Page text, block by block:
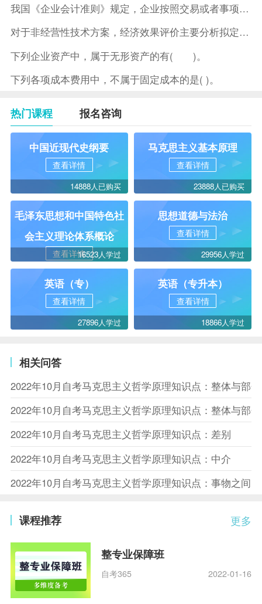
我国《企业会计准则》规定，企业按照交易或者事项的经济特征确定
对于非经营性技术方案，经济效果评价主要分析拟定方案的( )。
下列企业资产中，属于无形资产的有( )。
下列各项成本费用中，不属于固定成本的是( )。
热门课程 报名咨询
中国近现代史纲要
查看详情
14888人已购买
马克思主义基本原理
查看详情
23888人已购买
毛泽东思想和中国特色社
会主义理论体系概论
查看详情16523人学过
思想道德与法治
查看详情
29956人学过
英语（专）
查看详情
27896人学过
英语（专升本）
查看详情
18866人学过
相关问答
2022年10月自考马克思主义哲学原理知识点：整体与部
2022年10月自考马克思主义哲学原理知识点：整体与部
2022年10月自考马克思主义哲学原理知识点：差别
2022年10月自考马克思主义哲学原理知识点：中介
2022年10月自考马克思主义哲学原理知识点：事物之间
更多
课程推荐
整专业保障班
自考365 2022-01-16